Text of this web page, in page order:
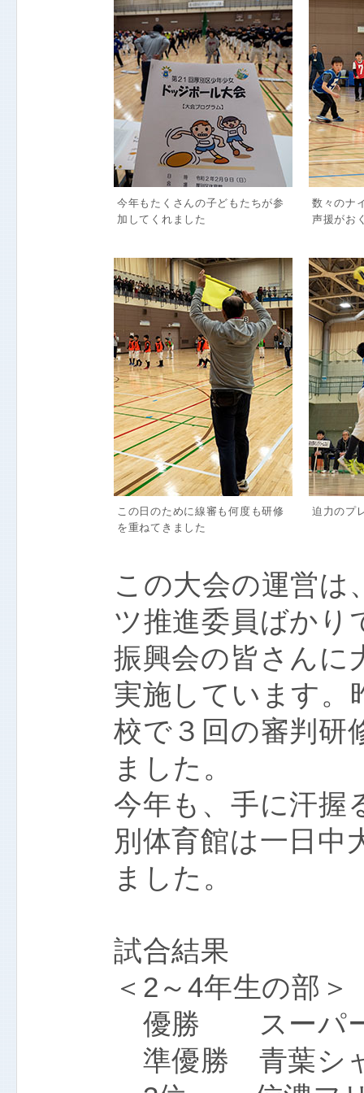
今年もたくさんの子どもたちが参
加してくれました
数々のナ
声援がお
この日のために線審も何度も研修
を重ねてきました
迫力のプ
この大会の運営は
ツ推進委員ばかり
振興会の皆さんに
実施しています。
校で３回の審判研
ました。
今年も、手に汗握
別体育館は一日中
ました。
試合結果
＜2～4年生の部＞
優勝 スーパ
準優勝 青葉シ